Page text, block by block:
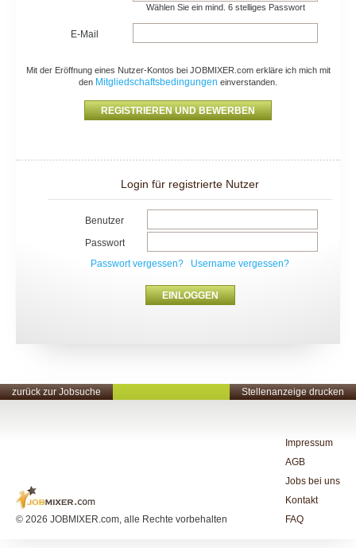
Wählen Sie ein mind. 6 stelliges Passwort
E-Mail
Mit der Eröffnung eines Nutzer-Kontos bei JOBMIXER.com erkläre ich mich mit
den Mitgliedschaftsbedingungen einverstanden.
Login für registrierte Nutzer
Benutzer
Passwort
Passwort vergessen?
Username vergessen?
zurück zur Jobsuche Stellenanzeige drucken
© 2026 JOBMIXER.com, alle Rechte vorbehalten
Impressum
AGB
Jobs bei uns
Kontakt
FAQ